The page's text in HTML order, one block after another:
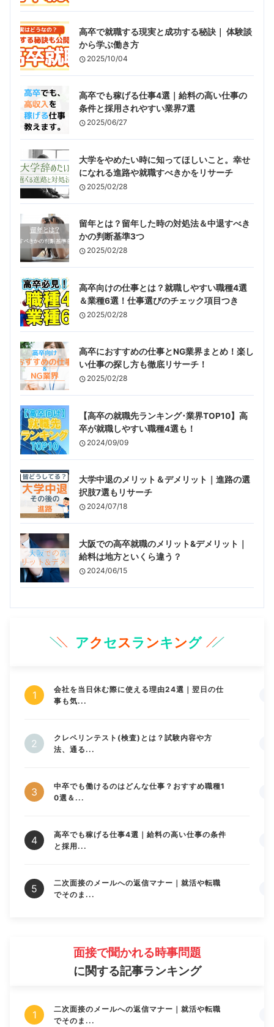
高卒で就職する現実と成功する秘訣｜ 体験談
から学ぶ働き方
2025/10/04
高卒でも稼げる仕事4選｜給料の高い仕事の
条件と採用されやすい業界7選
2025/06/27
大学をやめたい時に知ってほしいこと。幸せ
になれる進路や就職すべきかをリサーチ
2025/02/28
留年とは？留年した時の対処法＆中退すべき
かの判断基準3つ
2025/02/28
高卒向けの仕事とは？就職しやすい職種4選
＆業種6選！仕事選びのチェック項目つき
2025/02/28
高卒におすすめの仕事とNG業界まとめ！楽し
い仕事の探し方も徹底リサーチ！
2025/02/28
【高卒の就職先ランキング･業界TOP10】高
卒が就職しやすい職種4選も！
2024/09/09
大学中退のメリット＆デメリット｜進路の選
択肢7選もリサーチ
2024/07/18
大阪での高卒就職のメリット&デメリット｜
給料は地方といくら違う？
2024/06/15
アクセスランキング
会社を当日休む際に使える理由24選｜翌日の仕
事も気...
クレペリンテスト(検査)とは？試験内容や方
法、通る...
中卒でも働けるのはどんな仕事？おすすめ職種1
0選＆...
高卒でも稼げる仕事4選｜給料の高い仕事の条件
と採用...
二次面接のメールへの返信マナー｜就活や転職
でそのま...
面接で聞かれる時事問題
に関する記事ランキング
二次面接のメールへの返信マナー｜就活や転職
でそのま...